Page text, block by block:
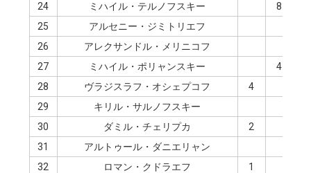
24
ミハイル・テルノフスキー
8
25
アルセニー・ジミトリエフ
26
アレクサンドル・メリニコフ
27
ミハイル・ポリャンスキー
4
28
ヴラジスラフ・オシェプコフ
4
29
キリル・サルノフスキー
30
ダミル・チェリプカ
2
31
アルトゥール・ダニエリャン
32
ロマン・クドラエフ
1